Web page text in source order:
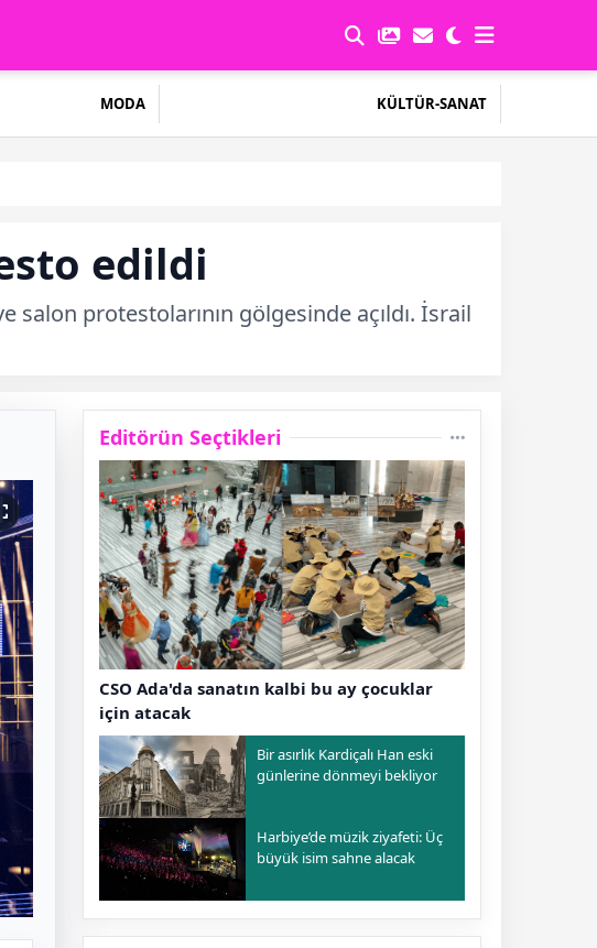
MODA KÜLTÜR-SANAT
edildi
salon protestolarının gölgesinde açıldı. İsrail
Editörün Seçtikleri
CSO Ada'da sanatın kalbi bu ay çocuklar
için atacak
Bir asırlık Kardiçalı Han eski
günlerine dönmeyi bekliyor
Harbiye’de müzik ziyafeti: Üç
büyük isim sahne alacak